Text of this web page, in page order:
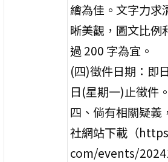
繪為佳。文字力求
晰美觀，圖文比例
過 200 字為宜。
(四)徵件日期：即
日(星期一)止徵件。
四、倘有相關疑義
社網站下載（
com/events/